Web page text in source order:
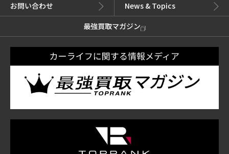
お問い合わせ
News & Topics
最強買取マガジン